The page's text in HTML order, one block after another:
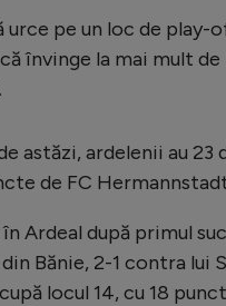
urce pe un loc de
învinge la mai mult
astăzi, ardelenii au
de FC
Ardeal după primul
Bănie, 2-1 contra lui
locul 14, cu 18